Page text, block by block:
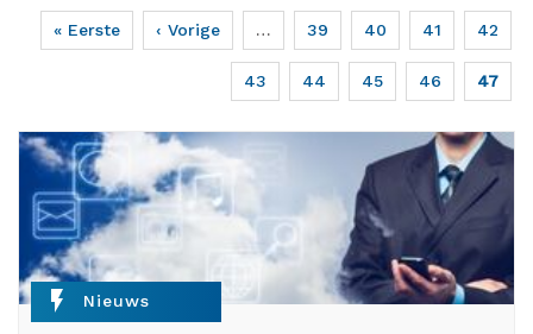
Paginering
Eerste
pagina
« Eerste
Vorige
pagina
‹ Vorige … Page
39 Page
40 Page
41 Page
42
Page
43 Page
44 Page
45 Page
46
pagina
47
flash_on Nieuws